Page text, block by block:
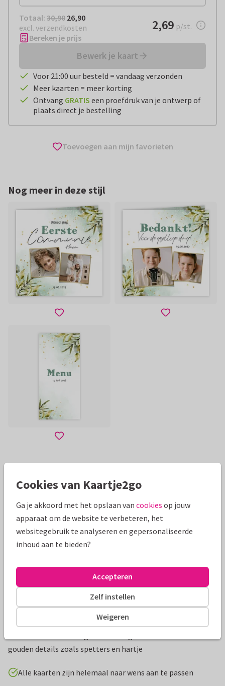
Totaal: € 26,90
Totaal: 30,90 26,90
excl. verzendkosten
€ 2,69per stuk
2,69 p/st.
Bereken je prijs
Bewerk je kaart
Voor 21:00 uur besteld = vandaag verzonden
Meer kaarten = meer korting
Ontvang GRATIS een proefdruk van je ontwerp of
plaats direct je bestelling
Toevoegen aan mijn favorieten
Nog meer in deze stijl
Productinformatie
Trendy, stijlvolle uitnodiging vormsel geïllustreerde
gouden details zoals spetters en hartje
Alle kaarten zijn helemaal naar wens aan te passen
Cookies van Kaartje2go
Ga je akkoord met het opslaan van cookies op jouw
apparaat om de website te verbeteren, het
websitegebruik te analyseren en gepersonaliseerde
inhoud aan te bieden?
Weigeren
Zelf instellen
Accepteren